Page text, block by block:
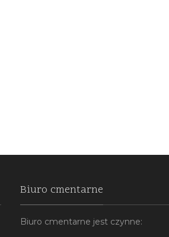
Biuro cmentarne
Biuro cmentarne jest czynne: